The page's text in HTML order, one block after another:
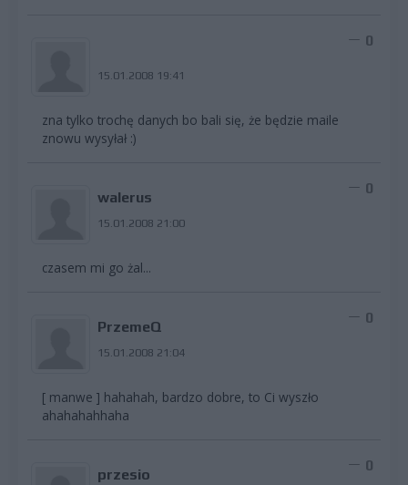
15.01.2008 19:41
0
zna tylko trochę danych bo bali się, że będzie maile
znowu wysyłał :)
walerus
15.01.2008 21:00
0
czasem mi go żal...
PrzemeQ
15.01.2008 21:04
0
[ manwe ] hahahah, bardzo dobre, to Ci wyszło
ahahahahhaha
przesio
0